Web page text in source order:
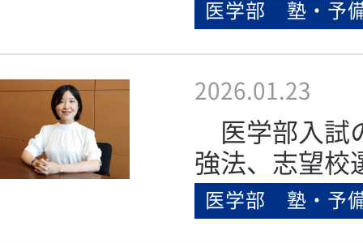
医学部 塾・予
医学部 塾・予
2026.01.23
医学部入試
強法、志望